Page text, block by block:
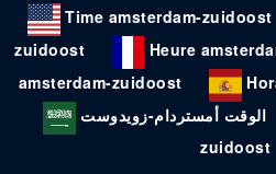
Time amsterdam-zuidoost
zuidoost
Heure
amsterdam-zuidoost
الوقت أمستردام-زويدوست
zuidoost